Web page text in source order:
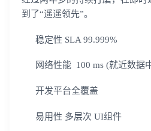
到了“遥遥领先”。
稳定性 SLA 99.999%
网络性能 100 ms (就近数据
开发平台全覆盖
易用性 多层次 UI组件